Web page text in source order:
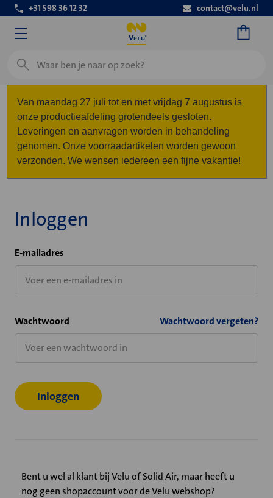
+31 598 36 12 32 contact@velu.nl
Zoeken
Van maandag 27 juli tot en met vrijdag 7 augustus is
onze productieafdeling grotendeels gesloten.
Leveringen en aanvragen worden in behandeling
genomen. Onze voorraadartikelen worden gewoon
verzonden. We wensen iedereen een fijne vakantie!
Inloggen
E-mailadres
Wachtwoord Wachtwoord vergeten?
Bent u wel al klant bij Velu of Solid Air, maar heeft u
nog geen shopaccount voor de Velu webshop?